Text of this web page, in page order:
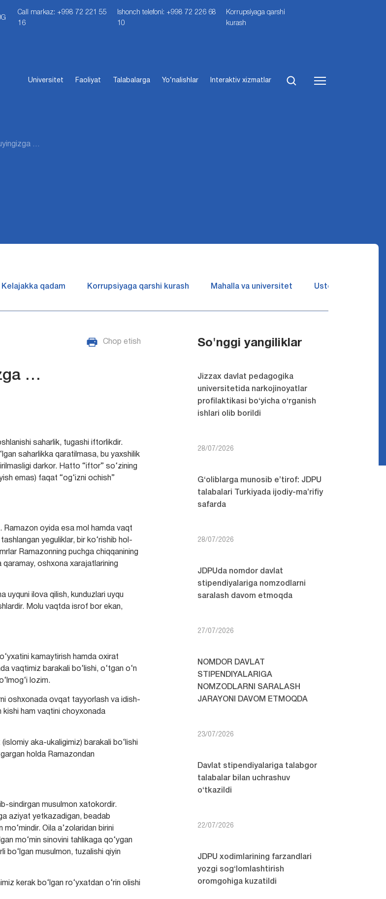
Call markaz: +998 72 221 55
16
Ishonch telefoni: +998 72 226 68
10
Korrupsiyaga qarshi
kurash
Universitet Faoliyat Talabalarga Yo‘nalishlar Interaktiv xizmatlar
…
Kelajakka qadam Korrupsiyaga qarshi kurash Mahalla va universitet Ustozlar suhbatin
Chop etish
…
saharlik, tugashi iftorlikdir.
saharlikka qaratilmasa, bu yaxshilik
darkor. Hatto “iftor” so‘zining
emas) faqat “og‘izni ochish”
Ramazon oyida esa mol hamda vaqt
yeguliklar, bir ko‘rishib hol-
Ramazonning puchga chiqqanining
qaramay, oshxona xarajatlarining
uyquni ilova qilish, kunduzlari uyqu
Molu vaqtda isrof bor ekan,
kamaytirish hamda oxirat
vaqtimiz barakali bo‘lishi, o‘tgan o‘n
lozim.
oshxonada ovqat tayyorlash va idish-
kishi ham vaqtini choyxonada
aka-ukaligimiz) barakali bo‘lishi
holda Ramazondan
sindirgan musulmon xatokordir.
aziyat yetkazadigan, beadab
Oila a’zolaridan birini
mo‘min sinovini tahlikaga qo‘ygan
bo‘lgan musulmon, tuzalishi qiyin
kerak bo‘lgan ro‘yxatdan o‘rin olishi
So'nggi yangiliklar
Jizzax davlat pedagogika
universitetida narkojinoyatlar
profilaktikasi bo‘yicha o‘rganish
ishlari olib borildi
28/07/2026
G‘oliblarga munosib e’tirof: JDPU
talabalari Turkiyada ijodiy-ma’rifiy
safarda
28/07/2026
JDPUda nomdor davlat
stipendiyalariga nomzodlarni
saralash davom etmoqda
27/07/2026
NOMDOR DAVLAT
STIPENDIYALARIGA
NOMZODLARNI SARALASH
JARAYONI DAVOM ETMOQDA
23/07/2026
Davlat stipendiyalariga talabgor
talabalar bilan uchrashuv
o‘tkazildi
22/07/2026
JDPU xodimlarining farzandlari
yozgi sog‘lomlashtirish
oromgohiga kuzatildi